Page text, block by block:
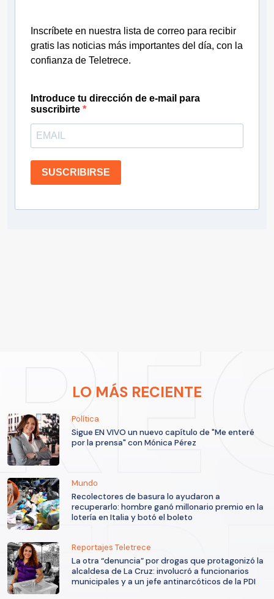
Inscríbete en nuestra lista de correo para recibir
gratis las noticias más importantes del día, con la
confianza de Teletrece.
Introduce tu dirección de e-mail para
suscribirte
SUSCRIBIRSE
LO MÁS RECIENTE
Política
Sigue EN VIVO un nuevo capítulo de "Me enteré
por la prensa" con Mónica Pérez
Mundo
Recolectores de basura lo ayudaron a
recuperarlo: hombre ganó millonario premio en la
lotería en Italia y botó el boleto
Reportajes Teletrece
La otra “denuncia” por drogas que protagonizó la
alcaldesa de La Cruz: involucró a funcionarios
municipales y a un jefe antinarcóticos de la PDI